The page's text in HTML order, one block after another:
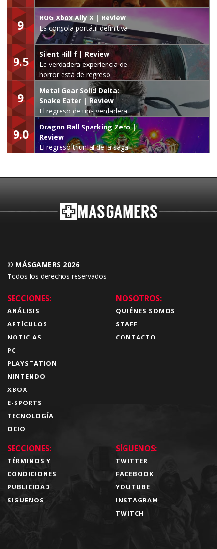
9
ROG Xbox Ally X | Review
La consola portátil definitiva
9.5
Silent Hill f | Review
La verdadera experiencia de
horror está de regreso
9
Metal Gear Solid Delta:
Snake Eater | Review
El regreso de una verdadera
leyenda
9.0
Dragon Ball Sparking Zero |
Review
El regreso triunfal de la saga
© MÁSGAMERS 2026
Todos los derechos reservados
SECCIONES:
ANÁLISIS
ARTÍCULOS
NOTICIAS
PC
PLAYSTATION
NINTENDO
XBOX
E-SPORTS
TECNOLOGÍA
OCIO
NOSOTROS:
QUIÉNES SOMOS
STAFF
CONTACTO
SECCIONES:
TÉRMINOS Y
CONDICIONES
PUBLICIDAD
SIGUENOS
SÍGUENOS:
TWITTER
FACEBOOK
YOUTUBE
INSTAGRAM
TWITCH